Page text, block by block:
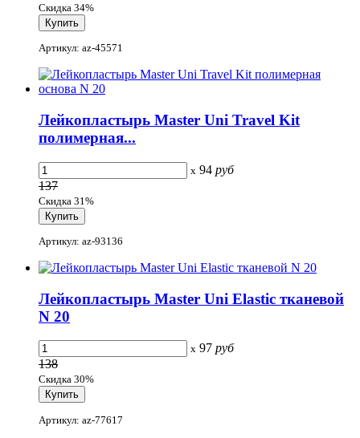
Скидка 34%
Артикул: az-45571
Лейкопластырь Master Uni Travel Kit
полимерная...
x 94 руб
137
Скидка 31%
Артикул: az-93136
Лейкопластырь Master Uni Elastic тканевой
N 20
x 97 руб
138
Скидка 30%
Артикул: az-77617